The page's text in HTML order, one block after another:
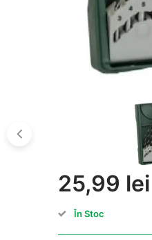
25,99 lei
În Stoc